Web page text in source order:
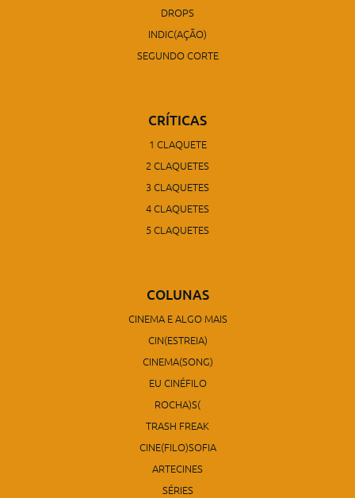
DROPS
INDIC(AÇÃO)
SEGUNDO CORTE
CRÍTICAS
1 CLAQUETE
2 CLAQUETES
3 CLAQUETES
4 CLAQUETES
5 CLAQUETES
COLUNAS
CINEMA E ALGO MAIS
CIN(ESTREIA)
CINEMA(SONG)
EU CINÉFILO
ROCHA)S(
TRASH FREAK
CINE(FILO)SOFIA
ARTECINES
SÉRIES